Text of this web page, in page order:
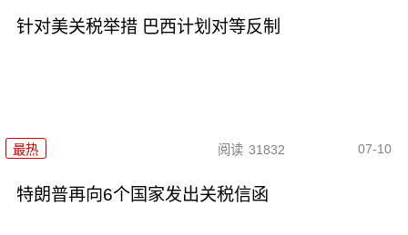
针对美关税举措 巴西计划对等反制
最热 阅读 31832 07-10
特朗普再向6个国家发出关税信函